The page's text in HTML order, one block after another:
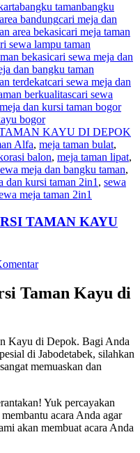
bangku tamanbangku
bandungcari meja dan
area bekasicari meja taman
sewa lampu taman
bekasicari sewa meja dan
dan bangku taman
terdekatcari sewa meja dan
berkualitascari sewa
dan kursi taman bogor
bogor
Alfa, meja taman bulat,
balon, meja taman lipat,
meja dan bangku taman,
dan kursi taman 2in1 , sewa
meja taman 2in1
TAMAN KAYU
Taman Kayu di
Kayu di Depok. Bagi Anda
di Jabodetabek, silahkan
memuaskan dan
Yuk percayakan
acara Anda agar
akan membuat acara Anda